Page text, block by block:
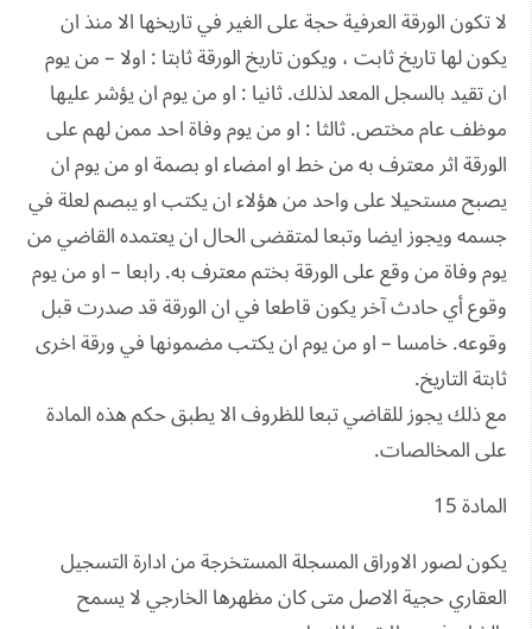
لا تكون الورقة العرفية حجة على الغير في تاريخها الا منذ ان
يكون لها تاريخ ثابت ، ويكون تاريخ الورقة ثابتا : اولا – من يوم
ان تقيد بالسجل المعد لذلك. ثانيا : او من يوم ان يؤشر عليها
موظف عام مختص. ثالثا : او من يوم وفاة احد ممن لهم على
الورقة اثر معترف به من خط او امضاء او بصمة او من يوم ان
يصبح مستحيلا على واحد من هؤلاء ان يكتب او يبصم لعلة في
جسمه ويجوز ايضا وتبعا لمتقضى الحال ان يعتمده القاضي من
يوم وفاة من وقع على الورقة بختم معترف به. رابعا – او من يوم
وقوع أي حادث آخر يكون قاطعا في ان الورقة قد صدرت قبل
وقوعه. خامسا – او من يوم ان يكتب مضمونها في ورقة اخرى
ثابتة التاريخ.
مع ذلك يجوز للقاضي تبعا للظروف الا يطبق حكم هذه المادة
على المخالصات.
المادة 15
يكون لصور الاوراق المسجلة المستخرجة من ادارة التسجيل
العقاري حجية الاصل متى كان مظهرها الخارجي لا يسمح